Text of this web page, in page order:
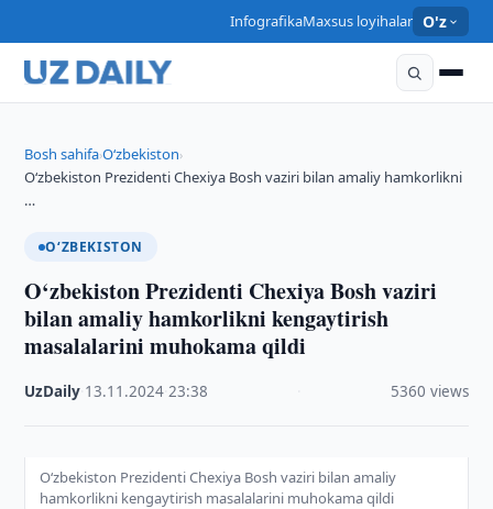
InfografikaMaxsus loyihalar O'z
Bosh sahifa›O‘zbekiston›
O‘zbekiston Prezidenti Chexiya Bosh vaziri bilan amaliy hamkorlikni
…
O‘ZBEKISTON
O‘zbekiston Prezidenti Chexiya Bosh vaziri
bilan amaliy hamkorlikni kengaytirish
masalalarini muhokama qildi
UzDaily 13.11.2024 ·23:38 5360 views
O‘zbekiston Prezidenti Chexiya Bosh vaziri bilan amaliy
hamkorlikni kengaytirish masalalarini muhokama qildi